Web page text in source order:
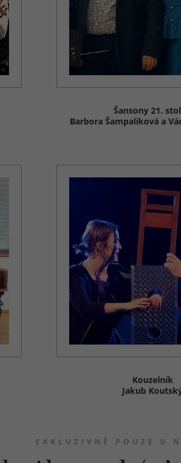
Šansony 21.
Barbora Šampalíková a
Kouzelník
Jakub
EXKLUZIVNĚ POUZE U